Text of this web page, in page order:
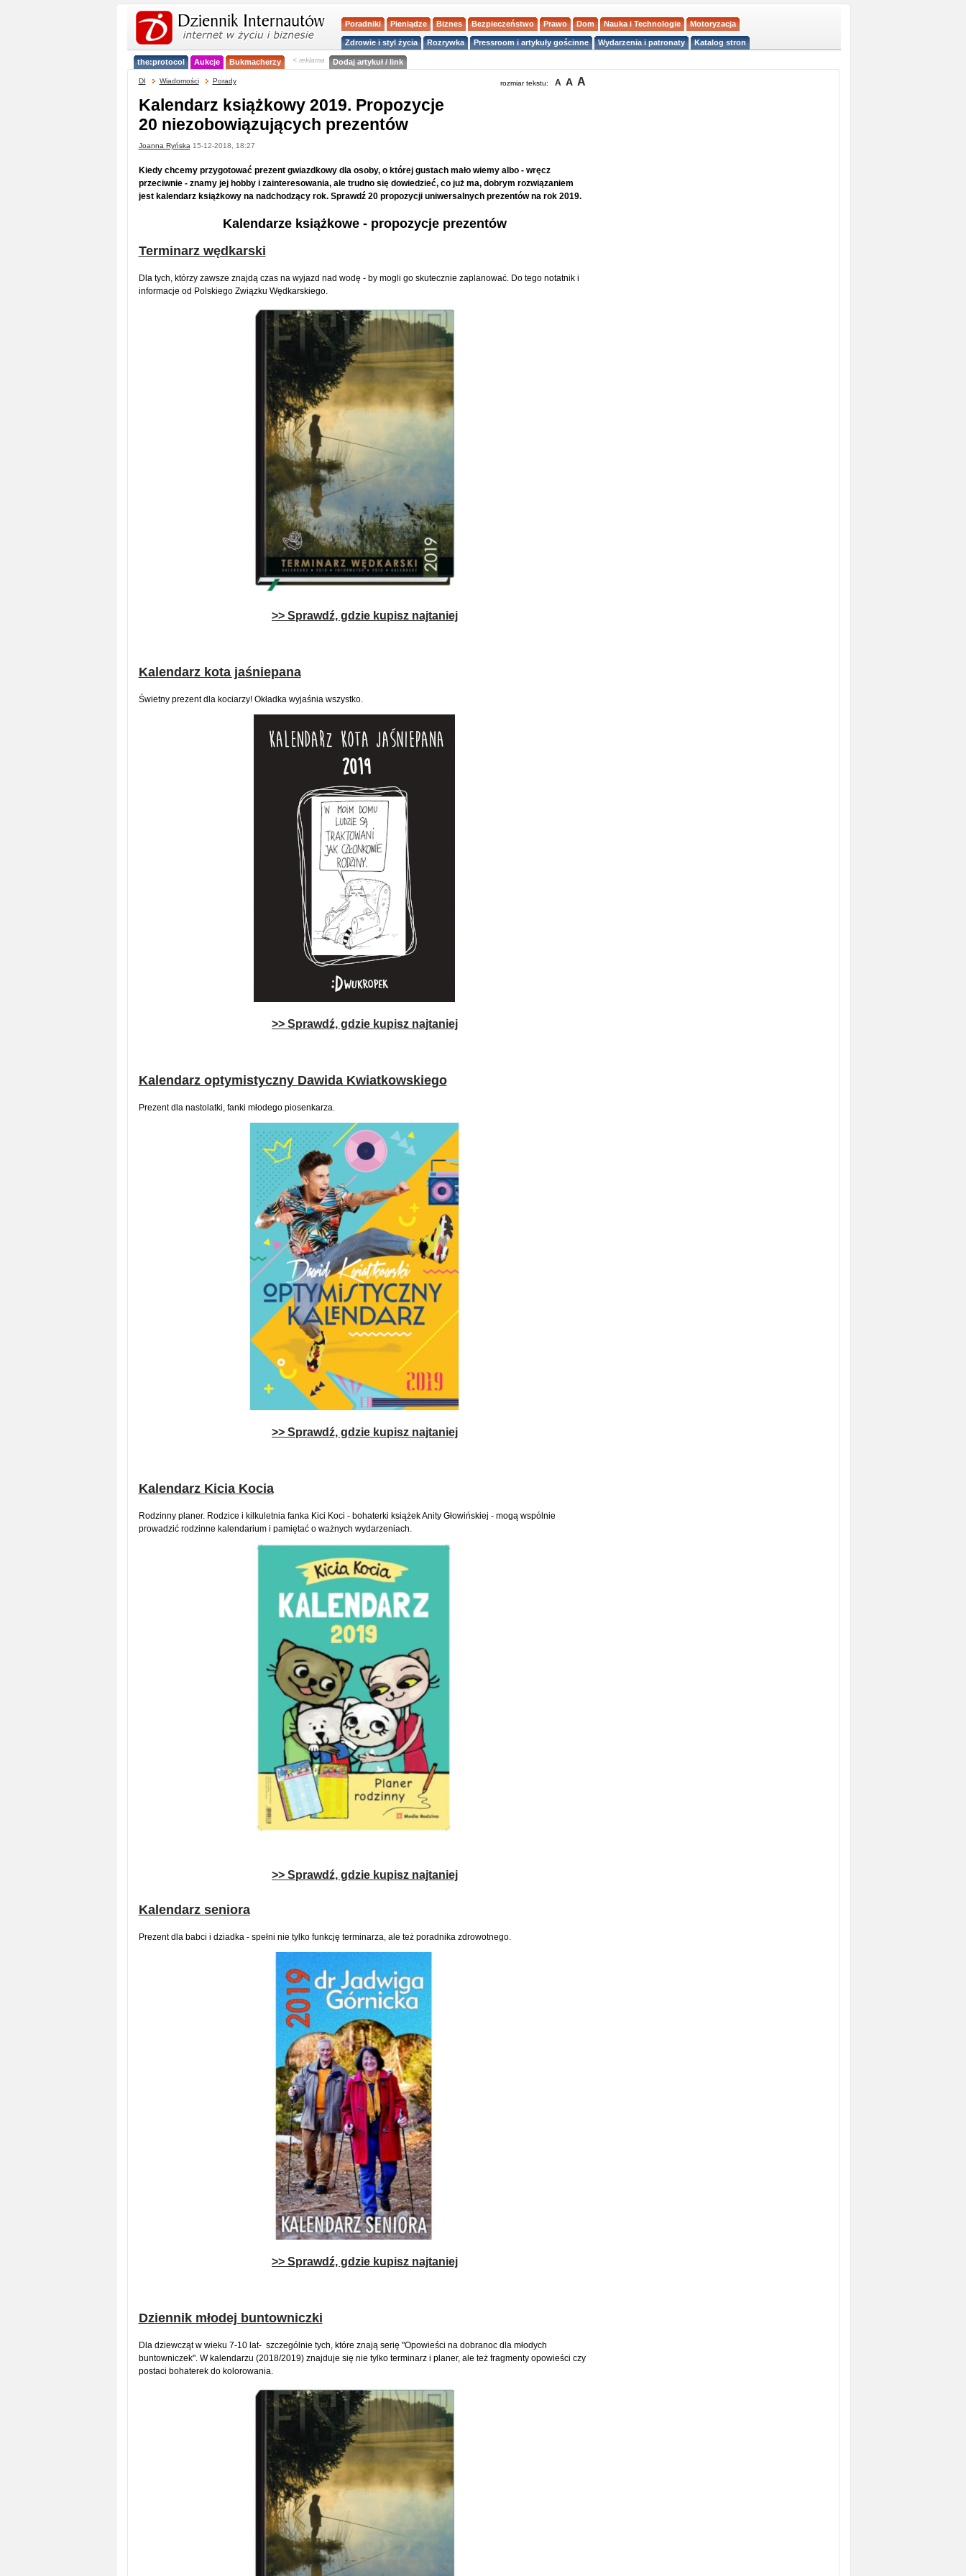
Poradniki Pieniądze Biznes Bezpieczeństwo Prawo Dom Nauka i Technologie Motoryzacja
Zdrowie i styl życia Rozrywka Pressroom i artykuły gościnne Wydarzenia i patronaty Katalog stron
the:protocol Aukcje Bukmacherzy < reklama Dodaj artykuł / link
DI Wiadomości Porady rozmiar tekstu: A A A
Kalendarz książkowy 2019. Propozycje
20 niezobowiązujących prezentów
Joanna Ryńska 15-12-2018, 18:27
Kiedy chcemy przygotować prezent gwiazdkowy dla osoby, o której gustach mało wiemy albo - wręcz
przeciwnie - znamy jej hobby i zainteresowania, ale trudno się dowiedzieć, co już ma, dobrym rozwiązaniem
jest kalendarz książkowy na nadchodzący rok. Sprawdź 20 propozycji uniwersalnych prezentów na rok 2019.
Kalendarze książkowe - propozycje prezentów
Terminarz wędkarski
Dla tych, którzy zawsze znajdą czas na wyjazd nad wodę - by mogli go skutecznie zaplanować. Do tego notatnik i
informacje od Polskiego Związku Wędkarskiego.
>> Sprawdź, gdzie kupisz najtaniej
Kalendarz kota jaśniepana
Świetny prezent dla kociarzy! Okładka wyjaśnia wszystko.
>> Sprawdź, gdzie kupisz najtaniej
Kalendarz optymistyczny Dawida Kwiatkowskiego
Prezent dla nastolatki, fanki młodego piosenkarza.
>> Sprawdź, gdzie kupisz najtaniej
Kalendarz Kicia Kocia
Rodzinny planer. Rodzice i kilkuletnia fanka Kici Koci - bohaterki książek Anity Głowińskiej - mogą wspólnie
prowadzić rodzinne kalendarium i pamiętać o ważnych wydarzeniach.
>> Sprawdź, gdzie kupisz najtaniej
Kalendarz seniora
Prezent dla babci i dziadka - spełni nie tylko funkcję terminarza, ale też poradnika zdrowotnego.
>> Sprawdź, gdzie kupisz najtaniej
Dziennik młodej buntowniczki
Dla dziewcząt w wieku 7-10 lat- szczególnie tych, które znają serię "Opowieści na dobranoc dla młodych
buntowniczek". W kalendarzu (2018/2019) znajduje się nie tylko terminarz i planer, ale też fragmenty opowieści czy
postaci bohaterek do kolorowania.